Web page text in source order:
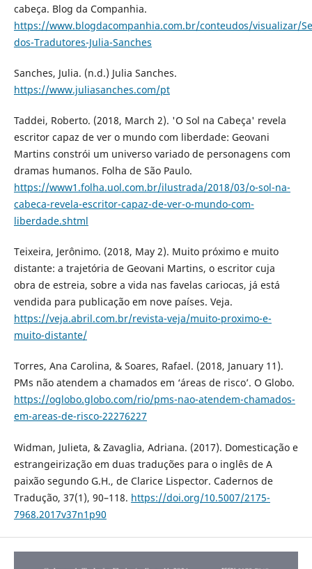
cabeça. Blog da Companhia.
https://www.blogdacompanhia.com.br/conteudos/visualizar/
dos-Tradutores-Julia-Sanches
Sanches, Julia. (n.d.) Julia Sanches.
https://www.juliasanches.com/pt
Taddei, Roberto. (2018, March 2). 'O Sol na Cabeça' revela
escritor capaz de ver o mundo com liberdade: Geovani
Martins constrói um universo variado de personagens com
dramas humanos. Folha de São Paulo.
https://www1.folha.uol.com.br/ilustrada/2018/03/o-sol-na-
cabeca-revela-escritor-capaz-de-ver-o-mundo-com-
liberdade.shtml
Teixeira, Jerônimo. (2018, May 2). Muito próximo e muito
distante: a trajetória de Geovani Martins, o escritor cuja
obra de estreia, sobre a vida nas favelas cariocas, já está
vendida para publicação em nove países. Veja.
https://veja.abril.com.br/revista-veja/muito-proximo-e-
muito-distante/
Torres, Ana Carolina, & Soares, Rafael. (2018, January 11).
PMs não atendem a chamados em ‘áreas de risco’. O Globo.
https://oglobo.globo.com/rio/pms-nao-atendem-chamados-
em-areas-de-risco-22276227
Widman, Julieta, & Zavaglia, Adriana. (2017). Domesticação e
estrangeirização em duas traduções para o inglês de A
paixão segundo G.H., de Clarice Lispector. Cadernos de
Tradução, 37(1), 90–118. https://doi.org/10.5007/2175-
7968.2017v37n1p90